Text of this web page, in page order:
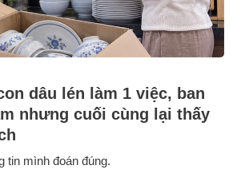
dâu lén làm 1 việc, ban
nhưng cuối cùng lại thấy
tin mình đoán đúng.